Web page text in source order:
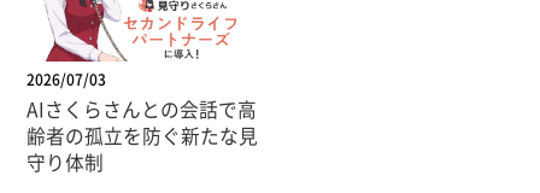
2026/07/03
AIさくらさんとの会話で高
齢者の孤立を防ぐ新たな見
守り体制